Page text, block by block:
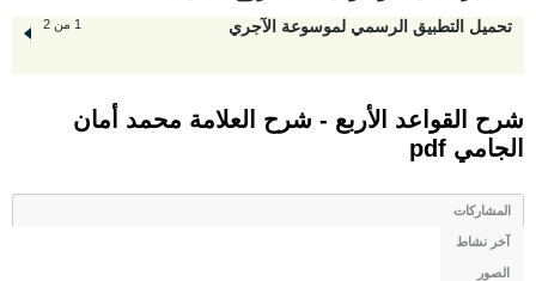
1 من 2 تحميل التطبيق الرسمي لموسوعة الآجري
شرح القواعد الأربع - شرح العلامة محمد أمان
الجامي pdf
المشاركات
آخر نشاط
الصور